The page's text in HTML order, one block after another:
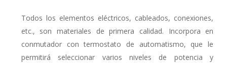
Todos los elementos eléctricos, cableados, conexiones,
etc., son materiales de primera calidad. Incorpora en
conmutador con termostato de automatismo, que le
permitirá seleccionar varios niveles de potencia y